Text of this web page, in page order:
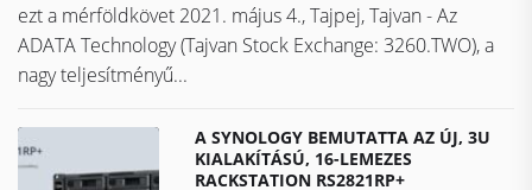
ezt a mérföldkövet ​​​​​​​2021. május 4., Tajpej, Tajvan - Az
ADATA Technology (Tajvan Stock Exchange: 3260.TWO), a
nagy teljesítményű...
A SYNOLOGY BEMUTATTA AZ ÚJ, 3U
KIALAKÍTÁSÚ, 16-LEMEZES
RACKSTATION RS2821RP+